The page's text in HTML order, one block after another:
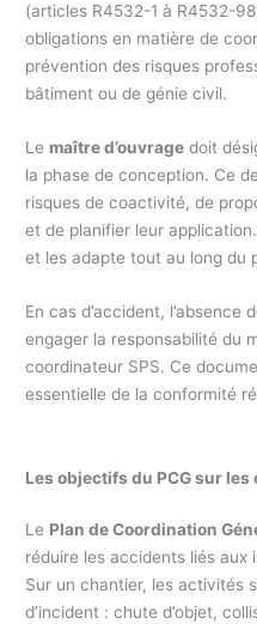
(articles R4532-1 à R4532-
obligations en matière de
prévention des risques
bâtiment ou de génie civil.
Le maître d’ouvrage doit
la phase de conception. Ce
risques de coactivité, de
et de planifier leur
et les adapte tout au long du
En cas d’accident, l’absence
engager la responsabilité du
coordinateur SPS. Ce
essentielle de la conformité
Les objectifs du PCG sur les
Le Plan de Coordination
réduire les accidents liés
Sur un chantier, les activités
d’incident : chute d’objet,